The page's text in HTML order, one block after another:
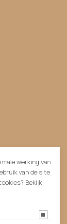
werking van
van de site
Bekijk